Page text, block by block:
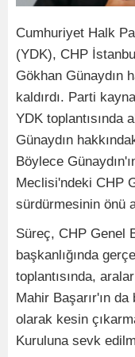
Cumhuriyet Halk
(YDK), CHP
Gökhan Günaydın
kaldırdı. Parti
YDK toplantısında
Günaydın
Böylece
Meclisi'ndeki CHP
sürdürmesinin önü
Süreç, CHP Genel
başkanlığında
toplantısında,
Mahir Başarır'ın
olarak kesin
Kuruluna sevk